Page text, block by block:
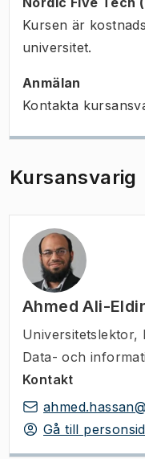
Kursen är
universitet.
Anmälan
Kontakta
Kursansvarig
Ahmed Ali-
Universitetslektor,
Data- och
Kontakt
Gå till